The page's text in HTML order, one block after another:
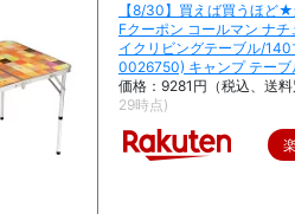
【8/30】買えば買うほど
Fクーポン コールマン ナ
イクリビングテーブル/
0026750) キャンプ テー
価格：9281円（税込、送
29時点)